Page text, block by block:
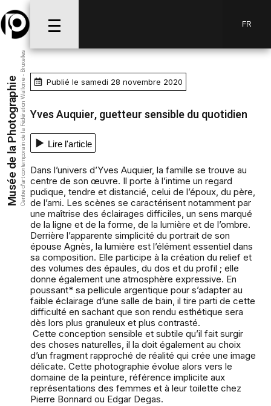
Musée de la PhotographieCentre d’art contemporain de la Fédération Wallonie - Bruxelles
FR
Publié le samedi 28 novembre 2020
Yves Auquier, guetteur sensible du quotidien
Lire l'article
Dans l’univers d’Yves Auquier, la famille se trouve au
centre de son œuvre. Il porte à l’intime un regard
pudique, tendre et distancié, celui de l’époux, du père,
de l’ami. Les scènes se caractérisent notamment par
une maîtrise des éclairages difficiles, un sens marqué
de la ligne et de la forme, de la lumière et de l’ombre.
Derrière l’apparente simplicité du portrait de son
épouse Agnès, la lumière est l’élément essentiel dans
sa composition. Elle participe à la création du relief et
des volumes des épaules, du dos et du profil ; elle
donne également une atmosphère expressive. En
poussant* sa pellicule argentique pour s’adapter au
faible éclairage d’une salle de bain, il tire parti de cette
difficulté en sachant que son rendu esthétique sera
dès lors plus granuleux et plus contrasté.
Cette conception sensible et subtile qu’il fait surgir
des choses naturelles, il la doit également au choix
d’un fragment rapproché de réalité qui crée une image
délicate. Cette photographie évolue alors vers le
domaine de la peinture, référence implicite aux
représentations des femmes et à leur toilette chez
Pierre Bonnard ou Edgar Degas.